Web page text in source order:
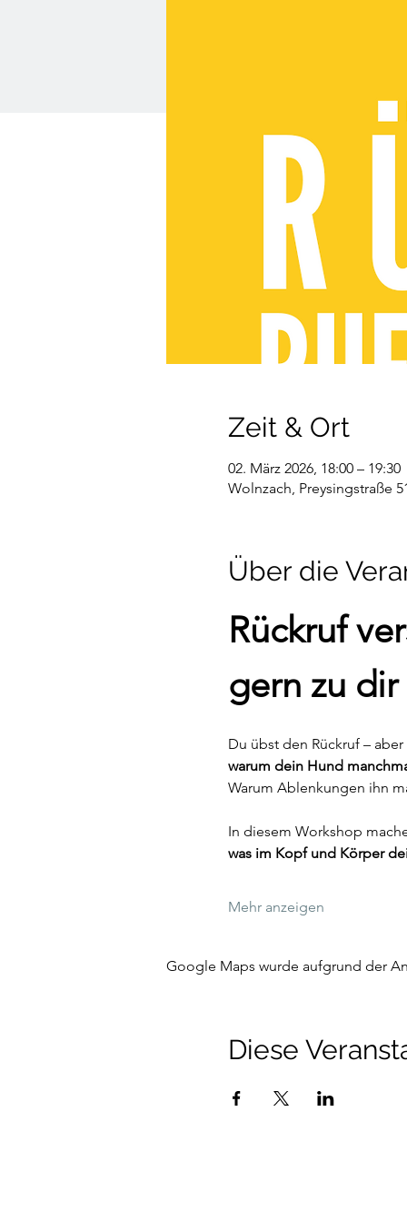
Zeit & Ort
02. März 2026, 18:00 – 19:30
Wolnzach, Preysingstraße
Über die
Rückruf
gern zu
Du übst den Rückruf –
warum dein Hund
Warum Ablenkungen ihn
In diesem Workshop
was im Kopf und Körper
Mehr anzeigen
Google Maps wurde aufgrund der
Diese